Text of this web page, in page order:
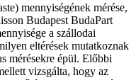
mennyiségének mérése,
Budapest BudaPart
a szállodai
eltérések mutatkoznak
mérésekre épül. Előbbi
vizsgálta, hogy az